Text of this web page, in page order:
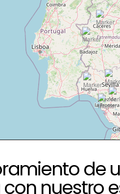
de
con nuestro